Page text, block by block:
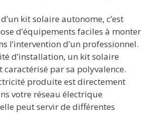
kit solaire autonome, c’est
d’équipements faciles à monter
l’intervention d’un professionnel.
d’installation, un kit solaire
caractérisé par sa polyvalence.
produite est directement
votre réseau électrique
peut servir de différentes